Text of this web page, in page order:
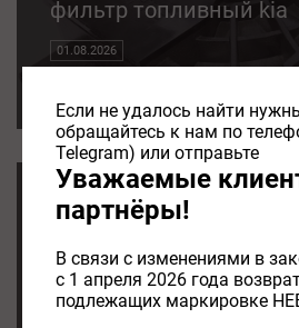
фильтр топливный kia
01.08.2026
ТОПЛИВНЫЙ ФИЛЬТР
01.08.2026
ТОПЛИВНЫЙ ФИЛЬТР KIA
Если не удалось найти
обращайтесь к нам по
Telegram) или отправьте
Уважаемые
партнёры!
В связи с изменениями в
с 1 апреля 2026 года
подлежащих маркировке